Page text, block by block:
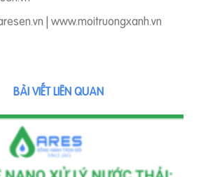
| www.moitruongxanh.vn
BÀI VIẾT LIÊN QUAN